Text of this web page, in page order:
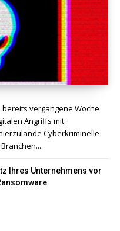
vergangene Woche
Angriffs mit
Cyberkriminelle
Ihres Unternehmens vor